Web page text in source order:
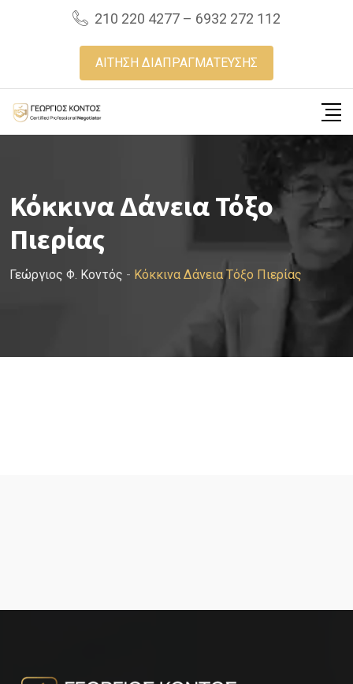
210 220 4277 – 6932 272 112
ΑΙΤΗΣΗ ΔΙΑΠΡΑΓΜΑΤΕΥΣΗΣ
Κόκκινα Δάνεια Τόξο
Πιερίας
Γεώργιος Φ. Κοντός - Κόκκινα Δάνεια Τόξο Πιερίας